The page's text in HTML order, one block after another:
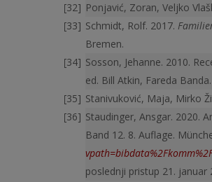
Ponjavić, Zoran, Veljko
Schmidt, Rolf. 2017.
Bremen.
Sosson, Jehanne. 2010.
ed. Bill Atkin, Fareda
Stanivuković, Maja, Mirko
Staudinger, Ansgar. 2020.
Band 12. 8. Auflage.
poslednji pristup 21. januar